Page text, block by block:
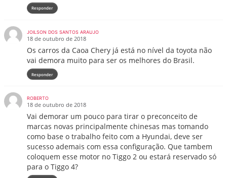
Responder
JOILSON DOS SANTOS ARAUJO
18 de outubro de 2018
Os carros da Caoa Chery já está no nível da toyota não
vai demora muito para ser os melhores do Brasil.
Responder
ROBERTO
18 de outubro de 2018
Vai demorar um pouco para tirar o preconceito de
marcas novas principalmente chinesas mas tomando
como base o trabalho feito com a Hyundai, deve ser
sucesso ademais com essa configuração. Que tambem
coloquem esse motor no Tiggo 2 ou estará reservado só
para o Tiggo 4?